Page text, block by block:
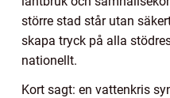
större stad står utan
skapa tryck på alla
nationellt.
Kort sagt: en vattenkris